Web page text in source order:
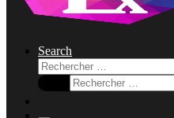
Search
Rechercher
Rechercher